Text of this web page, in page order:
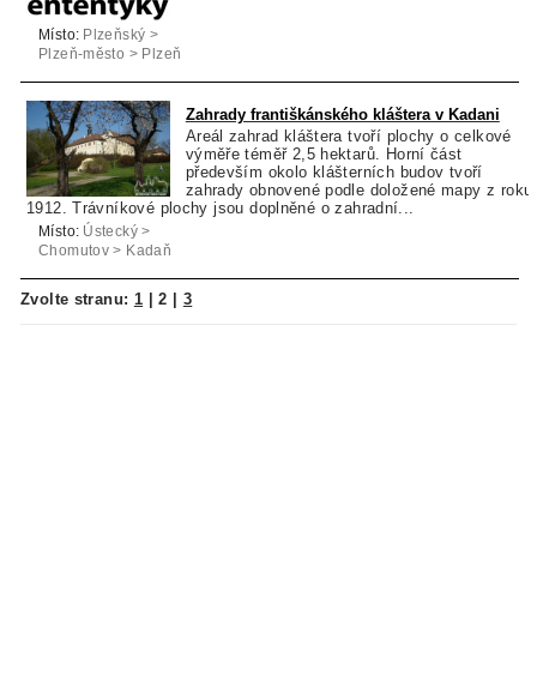
Místo: Plzeňský >
Plzeň-město > Plzeň
Zahrady františkánského kláštera v Kadani
Areál zahrad kláštera tvoří plochy o celkové
výměře téměř 2,5 hektarů. Horní část
především okolo klášterních budov tvoří
zahrady obnovené podle doložené mapy z roku
1912. Trávníkové plochy jsou doplněné o zahradní...
Místo: Ústecký >
Chomutov > Kadaň
Zvolte stranu: 1 |2 3